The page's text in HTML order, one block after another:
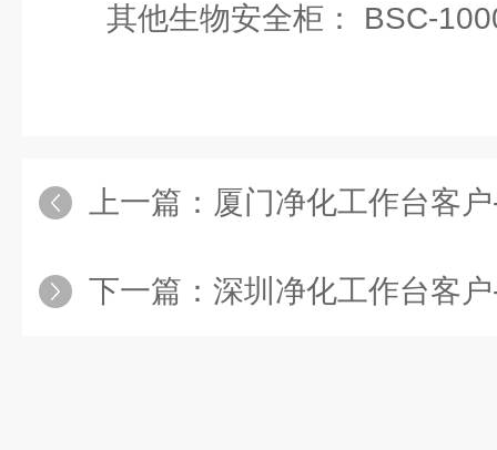
其他生物安全柜： BSC-
上一篇： 厦门净化工作台客户-Standards订
下一篇： 深圳净化工作台客户-伟煌数控采购